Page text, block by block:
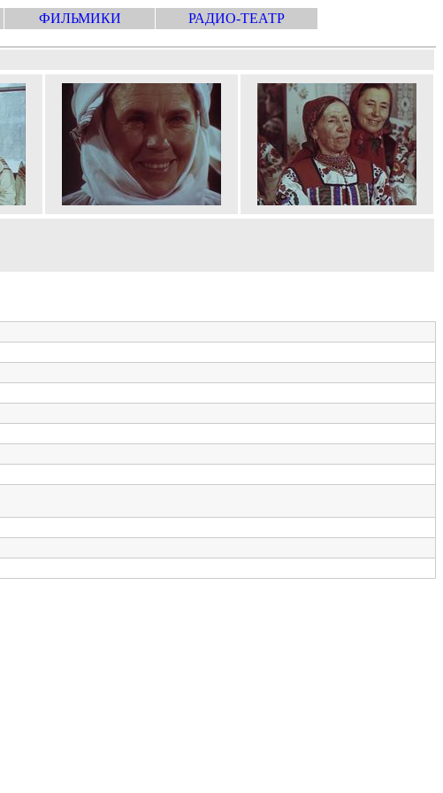
ФИЛЬМИКИ РАДИО-ТЕАТР